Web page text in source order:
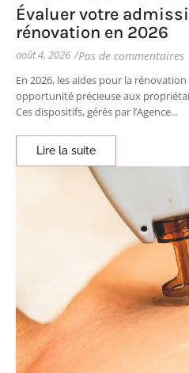
Évaluer votre
rénovation en 2026
août 4, 2026 /Pas de commentaires
En 2026, les aides pour la
opportunité précieuse aux
Ces dispositifs, gérés par l’Agence...
Lire la suite